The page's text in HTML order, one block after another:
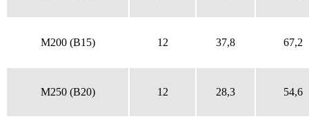
M200 (B15) 12 37,8 67,2
M250 (B20) 12 28,3 54,6